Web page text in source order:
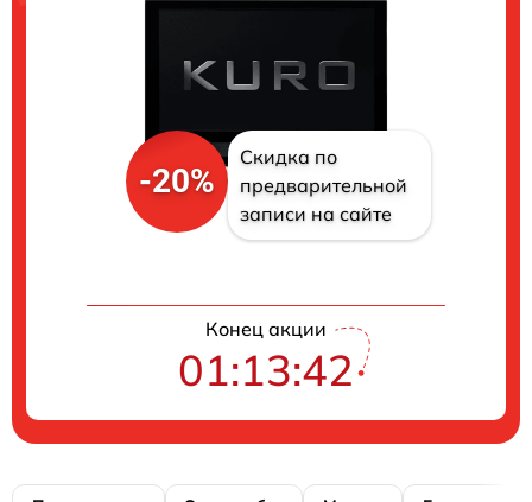
-20%
Скидка по
предварительной
записи на сайте
Конец акции
01:13:41